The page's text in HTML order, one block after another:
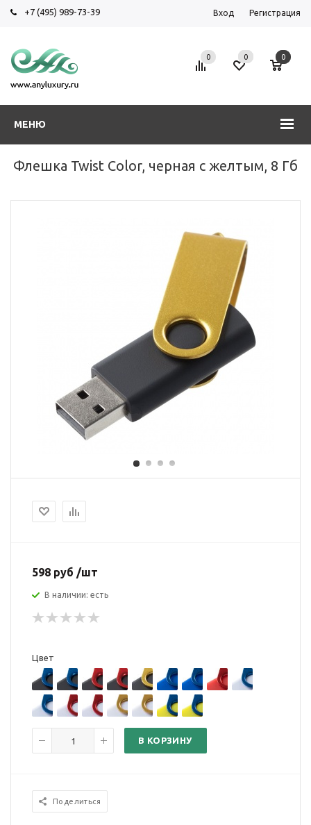
+7 (495) 989-73-39 Вход Регистрация
МЕНЮ
0 0 0
Флешка Twist Color, черная с желтым, 8 Гб
598 руб /шт
В наличии: есть
Цвет
В КОРЗИНУ
Поделиться